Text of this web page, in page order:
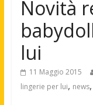
Novità
lui
11 Maggio 2015
lingerie per lui, news,